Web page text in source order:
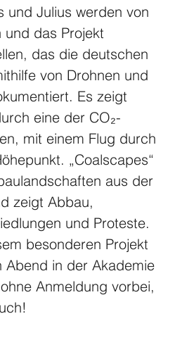
und Julius werden von
und das Projekt
das die deutschen
von Drohnen und
Es zeigt
eine der CO₂-
mit einem Flug durch
„Coalscapes“
aus der
zeigt Abbau,
und Proteste.
besonderen Projekt
Abend in der Akademie
Anmeldung vorbei,